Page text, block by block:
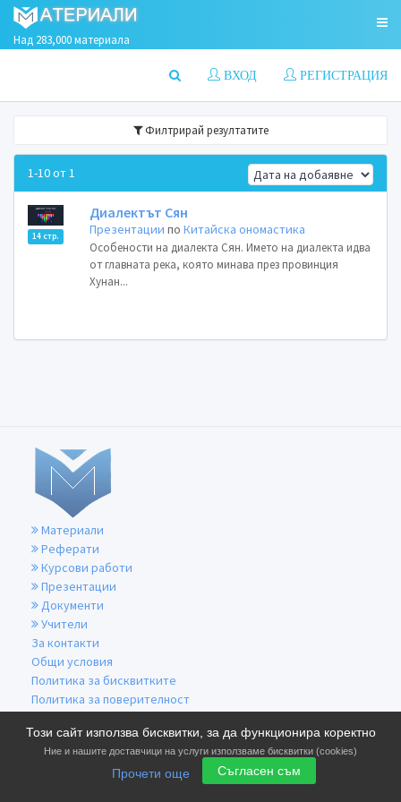
Над 283,000 материала
РЕГИСТРАЦИЯ
ВХОД
Филтрирай резултатите
1-10 от 1
14 стр.
Диалектът Сян
Презентации поКитайска ономастика
Особености на диалекта Сян. Името на диалекта идва
от главната река, която минава през провинция
Хунан...
Този сайт използва бисквитки, за да функционира коректно
Ние и нашите доставчици на услуги използваме бисквитки (cookies)
Прочети още Съгласен съм
Материали
Реферати
Курсови работи
Презентации
Документи
Учители
За контакти
Общи условия
Политика за бисквитките
Политика за поверителност